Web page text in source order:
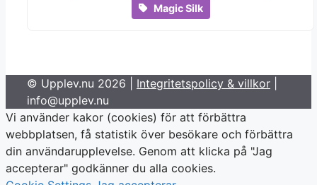
Magic Silk
© Upplev.nu 2026 | Integritetspolicy & villkor
info@upplev.nu
Vi använder kakor (cookies) för att förbättra
webbplatsen, få statistik över besökare och förbättra
din användarupplevelse. Genom att klicka på "Jag
accepterar" godkänner du alla cookies.